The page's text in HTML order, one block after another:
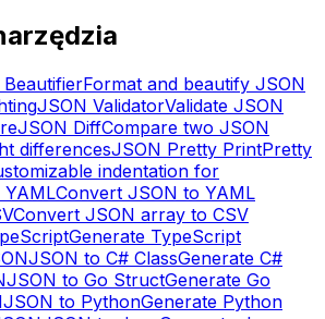
Format and beautify JSON
JSON ValidatorValidate JSON
JSON DiffCompare two JSON
differencesJSON Pretty PrintPretty
indentation for
Convert JSON to YAML
Convert JSON array to CSV
Generate TypeScript
JSON to C# ClassGenerate C#
JSON to Go StructGenerate Go
JSON to PythonGenerate Python